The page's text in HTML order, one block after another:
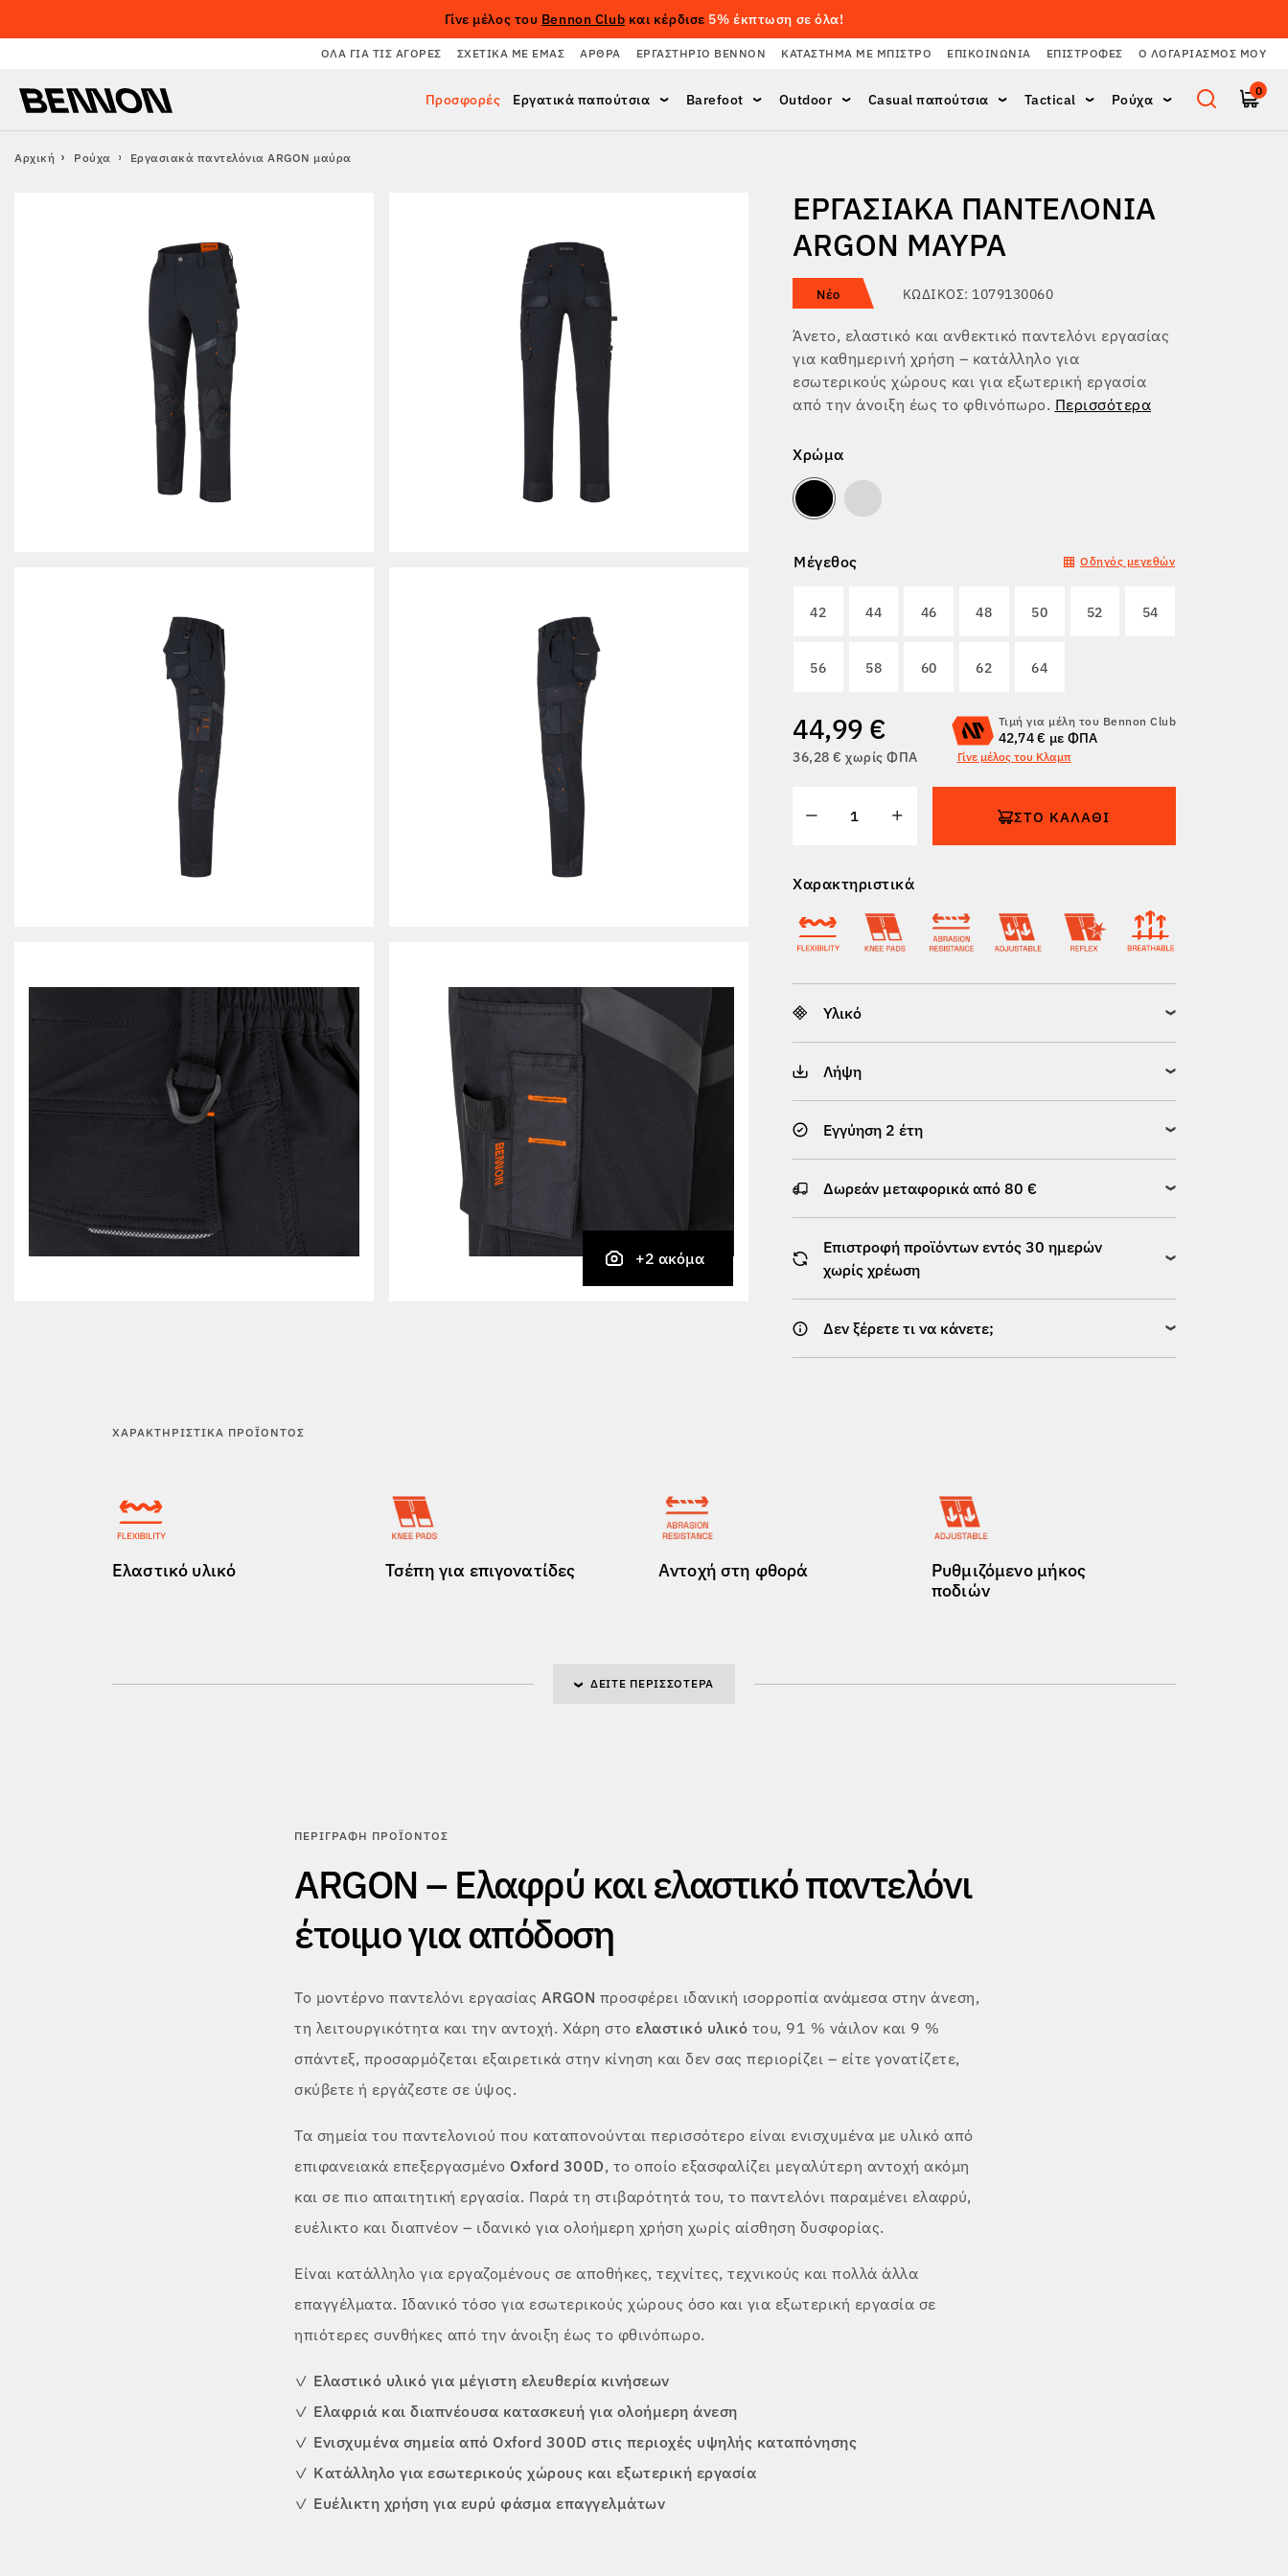
Γίνε μέλος του Bennon Club και κέρδισε 5% έκπτωση σε όλα!
ΌΛΑ ΓΙΑ ΤΙΣ ΑΓΟΡΈΣ ΣΧΕΤΙΚΆ ΜΕ ΕΜΆΣ ΆΡΘΡΑ ΕΡΓΑΣΤΉΡΙΟ BENNON ΚΑΤΆΣΤΗΜΑ ΜΕ ΜΠΙΣΤΡΌ ΕΠΙΚΟΙΝΩΝΊΑ ΕΠΙΣΤΡΟΦΈΣ Ο ΛΟΓΑΡΙΑΣΜΌΣ ΜΟΥ
Προσφορές Εργατικά παπούτσια Barefoot Outdoor Casual παπούτσια Tactical Ρούχα
0
Αρχική Ρούχα Εργασιακά παντελόνια ARGON μαύρα
+2 ακόμα
ΕΡΓΑΣΙΑΚΆ ΠΑΝΤΕΛΌΝΙΑ
ARGON ΜΑΎΡΑ
Νέο ΚΩΔΙΚΌΣ: 1079130060
Χρώμα
Μέγεθος Οδηγός μεγεθών
42 44 46 48 50 52 54
56 58 60 62 64
44,99 €
36,28 € χωρίς ΦΠΑ
Τιμή για μέλη του Bennon Club
42,74 € με ΦΠΑ
Γίνε μέλος του Κλαμπ
ΣΤΟ ΚΑΛΆΘΙ
Χαρακτηριστικά
Άνετο, ελαστικό και ανθεκτικό παντελόνι εργασίας
για καθημερινή χρήση – κατάλληλο για
εσωτερικούς χώρους και για εξωτερική εργασία
από την άνοιξη έως το φθινόπωρο. Περισσότερα
Υλικό
Λήψη
Εγγύηση 2 έτη
Δωρεάν μεταφορικά από 80 €
Επιστροφή προϊόντων εντός 30 ημερών
χωρίς χρέωση
Δεν ξέρετε τι να κάνετε;
ΧΑΡΑΚΤΗΡΙΣΤΙΚΆ ΠΡΟΪΌΝΤΟΣ
Ελαστικό υλικό Τσέπη για επιγονατίδες Αντοχή στη φθορά
Ρυθμιζόμενο μήκος
ποδιών
ΔΕΊΤΕ ΠΕΡΙΣΣΌΤΕΡΑ
ΠΕΡΙΓΡΑΦΉ ΠΡΟΪΌΝΤΟΣ
ARGON – Ελαφρύ και ελαστικό παντελόνι
έτοιμο για απόδοση
Το μοντέρνο παντελόνι εργασίας ARGON προσφέρει ιδανική ισορροπία ανάμεσα στην άνεση,
τη λειτουργικότητα και την αντοχή. Χάρη στο ελαστικό υλικό του, 91 % νάιλον και 9 %
σπάντεξ, προσαρμόζεται εξαιρετικά στην κίνηση και δεν σας περιορίζει – είτε γονατίζετε,
σκύβετε ή εργάζεστε σε ύψος.
Τα σημεία του παντελονιού που καταπονούνται περισσότερο είναι ενισχυμένα με υλικό από
επιφανειακά επεξεργασμένο Oxford 300D, το οποίο εξασφαλίζει μεγαλύτερη αντοχή ακόμη
και σε πιο απαιτητική εργασία. Παρά τη στιβαρότητά του, το παντελόνι παραμένει ελαφρύ,
ευέλικτο και διαπνέον – ιδανικό για ολοήμερη χρήση χωρίς αίσθηση δυσφορίας.
Είναι κατάλληλο για εργαζομένους σε αποθήκες, τεχνίτες, τεχνικούς και πολλά άλλα
επαγγέλματα. Ιδανικό τόσο για εσωτερικούς χώρους όσο και για εξωτερική εργασία σε
ηπιότερες συνθήκες από την άνοιξη έως το φθινόπωρο.
✓ Ελαστικό υλικό για μέγιστη ελευθερία κινήσεων
✓ Ελαφριά και διαπνέουσα κατασκευή για ολοήμερη άνεση
✓ Ενισχυμένα σημεία από Oxford 300D στις περιοχές υψηλής καταπόνησης
✓ Κατάλληλο για εσωτερικούς χώρους και εξωτερική εργασία
✓ Ευέλικτη χρήση για ευρύ φάσμα επαγγελμάτων